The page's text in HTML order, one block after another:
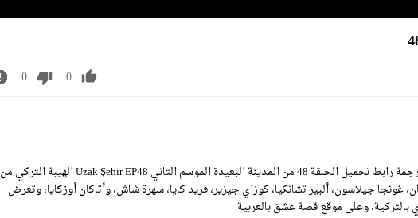
0
0
مشاهدة مسلسل المدينة البعيدة الحلقة 48 مترجمة رابط تحميل الحلقة 48 من المدينة البعيدة الموسم الثاني Uzak Şehir EP48 الهيبة التركي من
غونجا جيلاسون، ألبير تشانكيا، كوزاي جيزير، فريد كايا، سهرة شاش، وأتاكان أوزكايا، وتعرض